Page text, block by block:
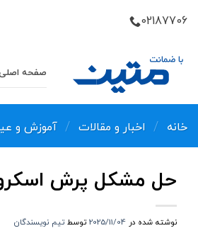
02187706
صفحه
خانه / اخبار و مقالات / آموزش و
حل مشکل پرش
نوشته شده در 2025/11/04 توسط تیم نویسندگان